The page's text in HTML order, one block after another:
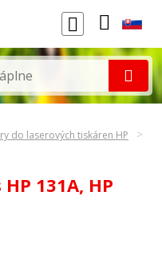
do laserových tiskáren HP
131A, HP